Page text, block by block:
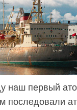
наш первый
последовали